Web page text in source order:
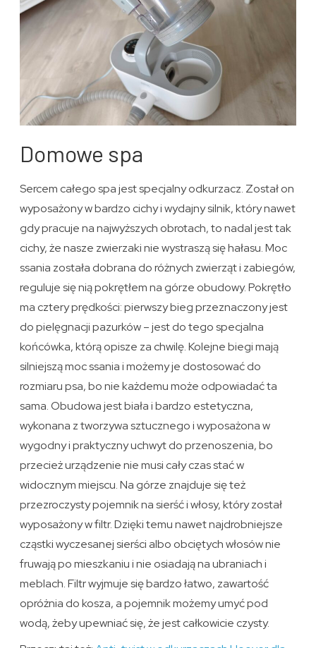
Domowe spa
Sercem całego spa jest specjalny odkurzacz. Został on
wyposażony w bardzo cichy i wydajny silnik, który nawet
gdy pracuje na najwyższych obrotach, to nadal jest tak
cichy, że nasze zwierzaki nie wystraszą się hałasu. Moc
ssania została dobrana do różnych zwierząt i zabiegów,
reguluje się nią pokrętłem na górze obudowy. Pokrętło
ma cztery prędkości: pierwszy bieg przeznaczony jest
do pielęgnacji pazurków – jest do tego specjalna
końcówka, którą opisze za chwilę. Kolejne biegi mają
silniejszą moc ssania i możemy je dostosować do
rozmiaru psa, bo nie każdemu może odpowiadać ta
sama. Obudowa jest biała i bardzo estetyczna,
wykonana z tworzywa sztucznego i wyposażona w
wygodny i praktyczny uchwyt do przenoszenia, bo
przecież urządzenie nie musi cały czas stać w
widocznym miejscu. Na górze znajduje się też
przezroczysty pojemnik na sierść i włosy, który został
wyposażony w filtr. Dzięki temu nawet najdrobniejsze
cząstki wyczesanej sierści albo obciętych włosów nie
fruwają po mieszkaniu i nie osiadają na ubraniach i
meblach. Filtr wyjmuje się bardzo łatwo, zawartość
opróżnia do kosza, a pojemnik możemy umyć pod
wodą, żeby upewniać się, że jest całkowicie czysty.